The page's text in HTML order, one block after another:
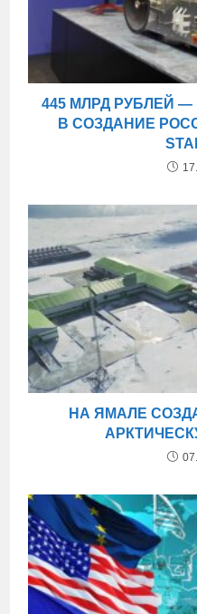
445 МЛРД РУБЛЕЙ
В СОЗДАНИЕ
НА ЯМАЛЕ